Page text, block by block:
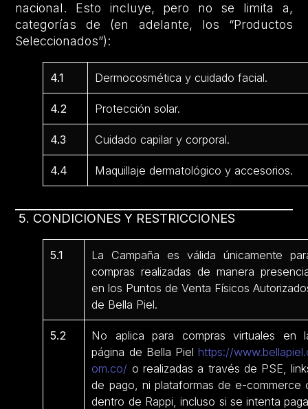
nacional. Esto incluye, pero no se limita a,
categorías de (en adelante, los “Productos
Seleccionados”):
4.1 Dermocosmética y cuidado facial.
4.2 Protección solar.
4.3 Cuidado capilar y corporal.
4.4 Maquillaje dermatológico y accesorios.
5. CONDICIONES Y RESTRICCIONES
5.1
La Campaña es válida únicamente
compras realizadas de manera
en los Puntos de Venta Físicos
de Bella Piel.
5.2
No aplica para compras virtuales en
página de Bella Pielhttps://
om.co/ o realizadas a través de PSE,
de pago, ni plataformas de e-commerce
dentro de Rappi, incluso si se intenta